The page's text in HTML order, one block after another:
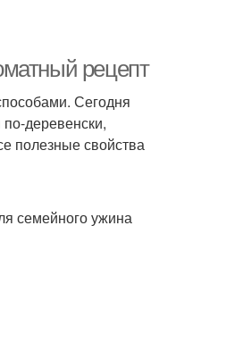
рецепт
Сегодня
деревенски,
полезные свойства
семейного ужина